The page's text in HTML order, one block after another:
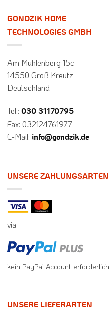
GONDZIK HOME
TECHNOLOGIES GMBH
Am Mühlenberg 15c
14550 Groß Kreutz
Deutschland
Tel.: 030 31170795
Fax: 032124761977
E-Mail: info@gondzik.de
UNSERE ZAHLUNGSARTEN
via
kein PayPal Account erforderlich
UNSERE LIEFERARTEN